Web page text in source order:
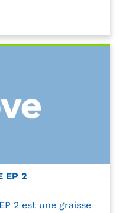
EP 2
2 est une graisse